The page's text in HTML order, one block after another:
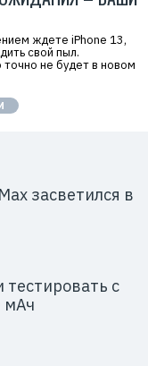
ждете iPhone 13,
свой пыл.
не будет в новом
засветился в
с
мАч